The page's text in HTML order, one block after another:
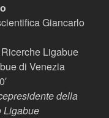
Giancarlo
Ligabue
di Venezia
della
Ligabue